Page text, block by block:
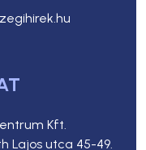
Kft.
Lajos utca 45-49.